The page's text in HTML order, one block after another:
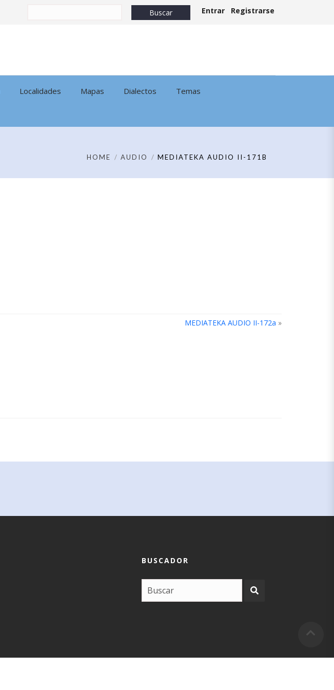
Entrar Registrarse
Localidades Mapas Dialectos Temas
HOME AUDIO MEDIATEKA AUDIO II-171B
MEDIATEKA AUDIO II-172a »
BUSCADOR